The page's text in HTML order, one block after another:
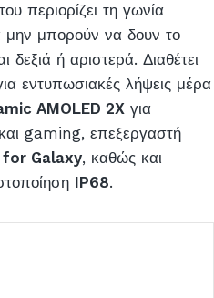
περιορίζει τη γωνία
μην μπορούν να δουν το
δεξιά ή αριστερά. Διαθέτει
εντυπωσιακές λήψεις μέρα
AMOLED 2X για
gaming, επεξεργαστή
for Galaxy, καθώς και
IP68.